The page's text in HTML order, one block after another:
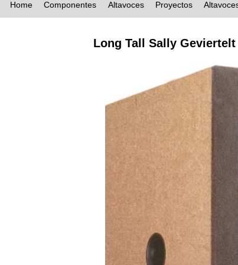
Home Componentes Altavoces Proyectos
Long Tall Sally